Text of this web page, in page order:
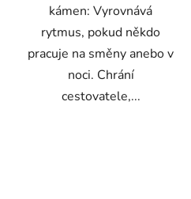
kámen: Vyrovnává
rytmus, pokud někdo
pracuje na směny anebo v
noci. Chrání
cestovatele,...